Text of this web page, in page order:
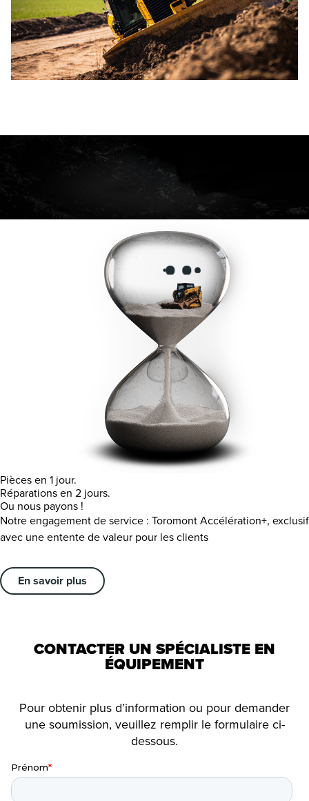
Pièces en 1 jour.
Réparations en 2 jours.
Ou nous payons !
Notre engagement de service : Toromont Accélération+, exclusif
avec une entente de valeur pour les clients
En savoir plus
CONTACTER UN SPÉCIALISTE EN
ÉQUIPEMENT
Pour obtenir plus d’information ou pour demander
une soumission, veuillez remplir le formulaire ci-
dessous.